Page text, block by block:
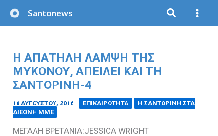
στο
Santonews
Η ΑΠΑΤΗΛΗ ΛΑΜΨΗ ΤΗΣ
ΜΥΚΟΝΟΥ, ΑΠΕΙΛΕΙ ΚΑΙ ΤΗ
ΣΑΝΤΟΡΙΝΗ-4
16 ΑΥΓΟΎΣΤΟΥ, 2016 ΕΠΙΚΑΙΡΟΤΗΤΑ
Η ΣΑΝΤΟΡΙΝΗ ΣΤΑ
ΔΙΕΘΝΗ ΜΜΕ
MEΓΑΛΗ ΒΡΕΤΑΝΙΑ:JESSICA WRIGHT